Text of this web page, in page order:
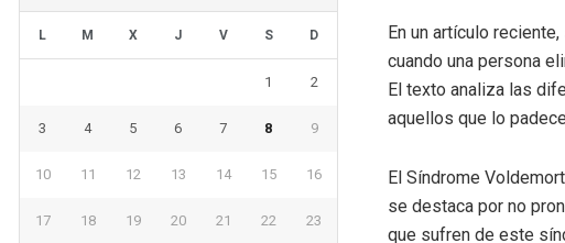
En un artículo
cuando una persona
El texto analiza las
aquellos que lo
El Síndrome
se destaca por no
que sufren de este
L M X J V S D
1 2
3 4 5 6 7 8 9
10 11 12 13 14 15 16
17 18 19 20 21 22 23